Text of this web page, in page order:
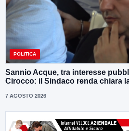
POLITICA
Sannio Acque, tra interesse
Cirocco: il Sindaco renda chiara
7 AGOSTO 2026